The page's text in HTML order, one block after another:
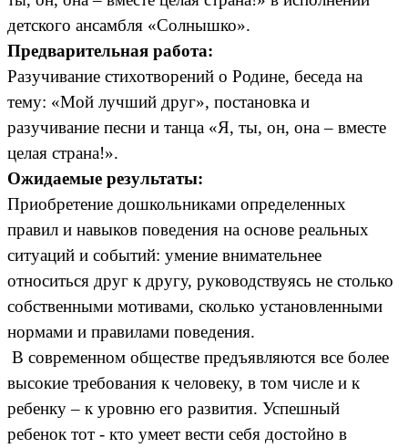
детского ансамбля «Солнышко».
Предварительная работа:
Разучивание стихотворений о Родине, беседа на
тему: «Мой лучший друг», постановка и
разучивание песни и танца «Я, ты, он, она – вместе
целая страна!».
Ожидаемые результаты:
Приобретение дошкольниками определенных
правил и навыков поведения на основе реальных
ситуаций и событий: умение внимательнее
относиться друг к другу, руководствуясь не столько
собственными мотивами, сколько установленными
нормами и правилами поведения.
В современном обществе предъявляются все более
высокие требования к человеку, в том числе и к
ребенку – к уровню его развития. Успешный
ребенок тот - кто умеет вести себя достойно в